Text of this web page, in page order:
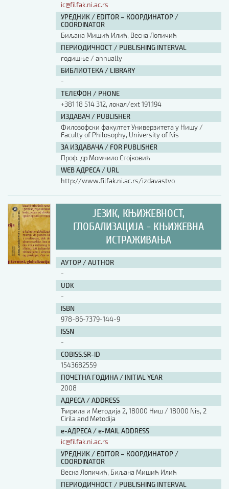
ic@filfak.ni.ac.rs
УРЕДНИК / EDITOR – КООРДИНАТОР /
COORDINATOR
Биљана Мишић Илић, Весна Лопичић
ПЕРИОДИЧНОСТ / PUBLISHING INTERVAL
годишње / annually
БИБЛИОТЕКА / LIBRARY
-
ТЕЛЕФОН / PHONE
+381 18 514 312, локал/ext 191,194
ИЗДАВАЧ / PUBLISHER
Филозофски факултет Универзитета у Нишу /
Faculty of Philosophy, University of Nis
ЗА ИЗДАВАЧА / FOR PUBLISHER
Проф. др Момчило Стојковић
WEB АДРЕСА / URL
http://www.filfak.ni.ac.rs/izdavastvo
ЈЕЗИК, КЊИЖЕВНОСТ,
ГЛОБАЛИЗАЦИЈА - КЊИЖЕВНА
ИСТРАЖИВАЊА
АУТОР / AUTHOR
-
UDK
-
ISBN
978-86-7379-144-9
ISSN
-
COBISS.SR-ID
1543682559
ПОЧЕТНА ГОДИНА / INITIAL YEAR
2008
АДРЕСА / ADDRESS
Ћирила и Методија 2, 18000 Ниш / 18000 Nis, 2
Cirila and Metodija
е-АДРЕСА / e-MAIL ADDRESS
ic@filfak.ni.ac.rs
УРЕДНИК / EDITOR – КООРДИНАТОР /
COORDINATOR
Весна Лопичић, Биљана Мишић Илић
ПЕРИОДИЧНОСТ / PUBLISHING INTERVAL